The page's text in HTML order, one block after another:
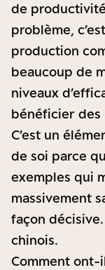
de
problème,
production
beaucoup de
niveaux
bénéficier des
C’est un
de soi parce
exemples qui
massivement
façon décisive.
chinois.
Comment ont-